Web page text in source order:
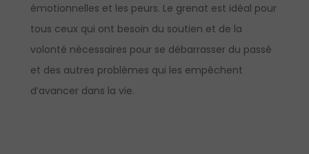
émotionnelles et les peurs. Le grenat est idéal pour
tous ceux qui ont besoin du soutien et de la
volonté nécessaires pour se débarrasser du passé
et des autres problèmes qui les empêchent
d’avancer dans la vie.